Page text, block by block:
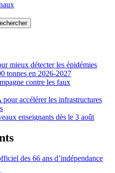
mieux détecter les épidémies
tonnes en 2026-2027
contre les faux
accélérer les infrastructures
enseignants dès le 3 août
des 66 ans d’indépendance